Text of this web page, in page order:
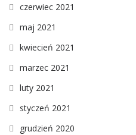
czerwiec 2021
maj 2021
kwiecień 2021
marzec 2021
luty 2021
styczeń 2021
grudzień 2020